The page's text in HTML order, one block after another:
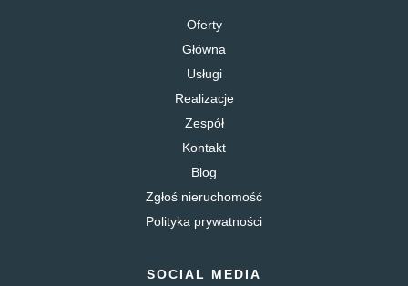
Oferty
Główna
Usługi
Realizacje
Zespół
Kontakt
Blog
Zgłoś nieruchomość
Polityka prywatności
SOCIAL MEDIA